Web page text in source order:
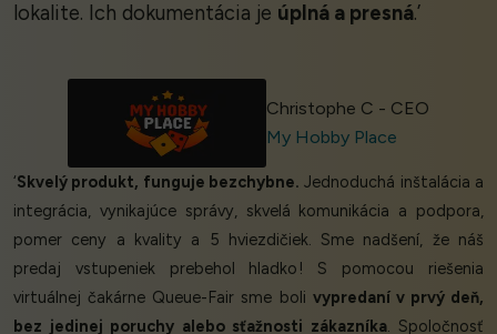
lokalite. Ich dokumentácia je úplná a presná.’
Christophe C - CEO
My Hobby Place
‘Skvelý produkt, funguje bezchybne. Jednoduchá inštalácia a
integrácia, vynikajúce správy, skvelá komunikácia a podpora,
pomer ceny a kvality a 5 hviezdičiek. Sme nadšení, že náš
predaj vstupeniek prebehol hladko! S pomocou riešenia
virtuálnej čakárne Queue-Fair sme boli vypredaní v prvý deň,
bez jedinej poruchy alebo sťažnosti zákazníka. Spoločnosť